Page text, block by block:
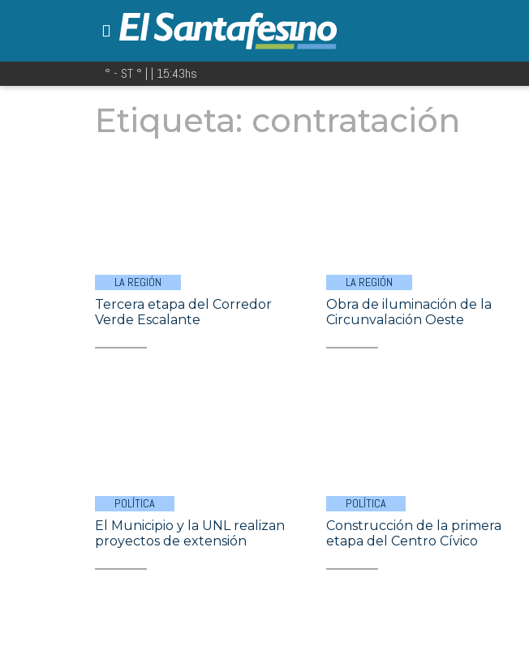
° - ST ° | | 15:43hs
Etiqueta: contratación
LA REGIÓN
Tercera etapa del Corredor
Verde Escalante
LA REGIÓN
Obra de iluminación de la
Circunvalación Oeste
POLÍTICA
El Municipio y la UNL realizan
proyectos de extensión
POLÍTICA
Construcción de la primera
etapa del Centro Cívico